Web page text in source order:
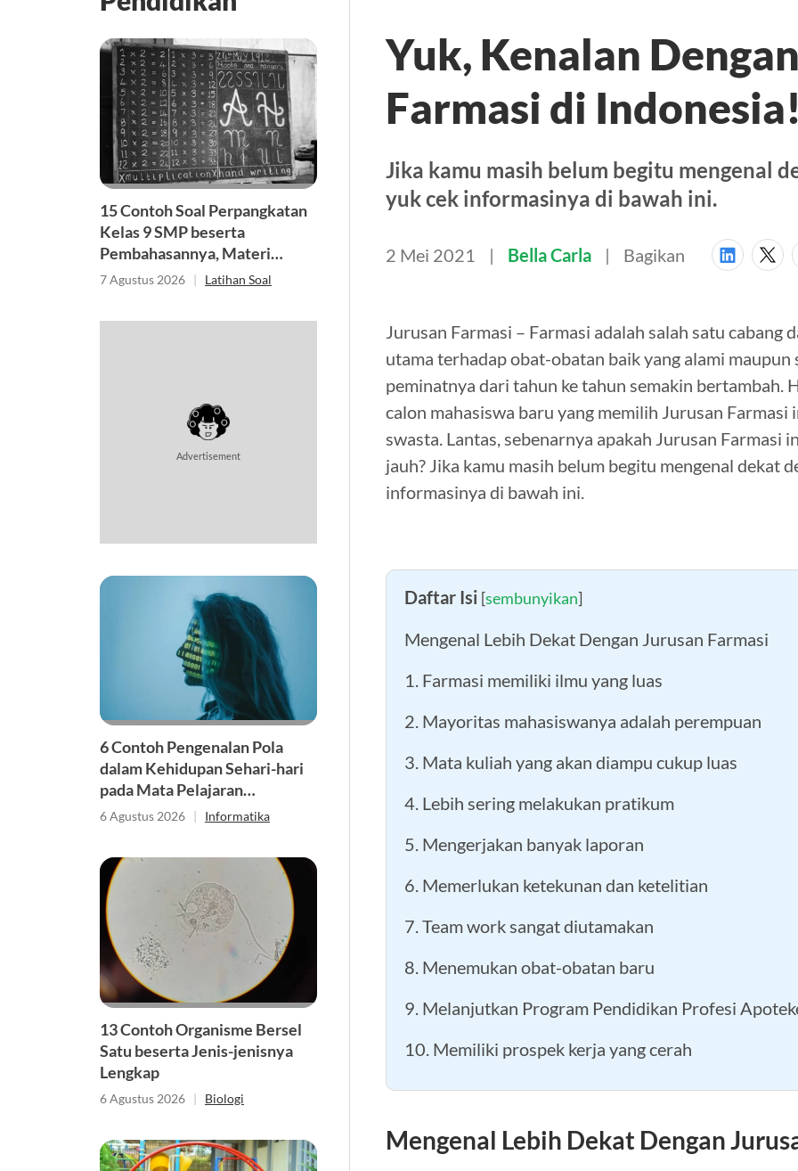
15 Contoh Soal Perpangkatan
Kelas 9 SMP beserta
Pembahasannya, Materi
Matematika
7 Agustus 2026 | Latihan Soal
Advertisement
6 Contoh Pengenalan Pola
dalam Kehidupan Sehari-hari
pada Mata Pelajaran
Informatika
6 Agustus 2026 | Informatika
13 Contoh Organisme Bersel
Satu beserta Jenis-jenisnya
Lengkap
6 Agustus 2026 | Biologi
Yuk, Kenalan
Farmasi di
Jika kamu masih belum begitu mengenal
yuk cek informasinya di bawah ini.
2 Mei 2021 Bella Carla Bagikan
Jurusan Farmasi – Farmasi adalah salah satu
utama terhadap obat-obatan baik yang alami
peminatnya dari tahun ke tahun semakin bertambah.
calon mahasiswa baru yang memilih Jurusan
swasta. Lantas, sebenarnya apakah Jurusan Farmasi
jauh? Jika kamu masih belum begitu mengenal dekat
informasinya di bawah ini.
Daftar Isi [sembunyikan]
Mengenal Lebih Dekat Dengan Jurusan Farmasi
1. Farmasi memiliki ilmu yang luas
2. Mayoritas mahasiswanya adalah perempuan
3. Mata kuliah yang akan diampu cukup luas
4. Lebih sering melakukan pratikum
5. Mengerjakan banyak laporan
6. Memerlukan ketekunan dan ketelitian
7. Team work sangat diutamakan
8. Menemukan obat-obatan baru
9. Melanjutkan Program Pendidikan Profesi
10. Memiliki prospek kerja yang cerah
Mengenal Lebih Dekat Dengan